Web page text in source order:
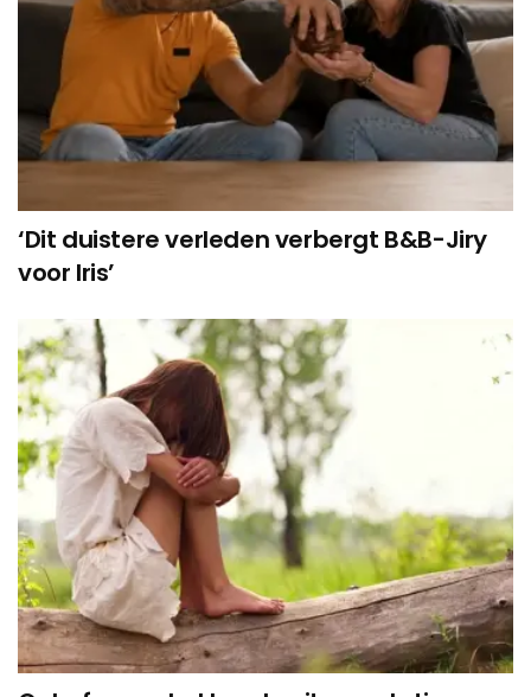
‘Dit duistere verleden verbergt B&B-Jiry
voor Iris’